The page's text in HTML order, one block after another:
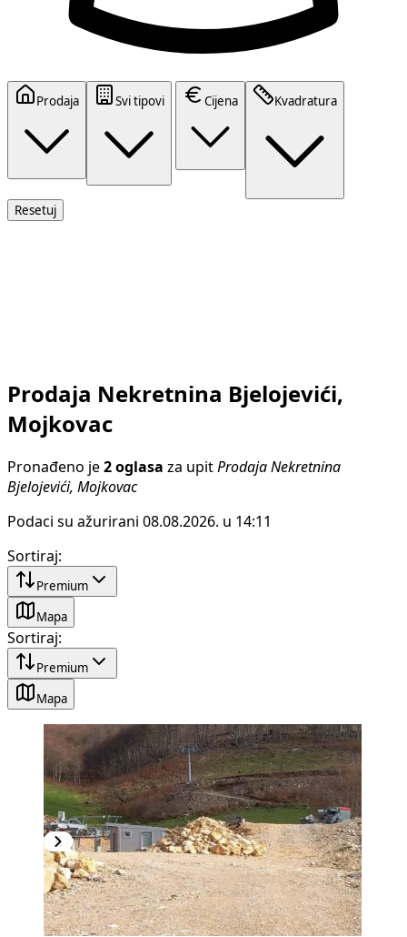
Prodaja Svi tipovi Cijena Kvadratura
Resetuj
Prodaja Nekretnina Bjelojevići,
Mojkovac
Pronađeno je 2 oglasa za upit Prodaja Nekretnina
Bjelojevići, Mojkovac
Podaci su ažurirani 08.08.2026. u 14:11
Sortiraj:
Premium
Mapa
Sortiraj:
Premium
Mapa